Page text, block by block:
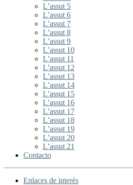
L’assut 5
L’assut 6
L’assut 7
L’assut 8
L’assut 9
L’assut 10
L’assut 11
L’assut 12
L’assut 13
L’assut 14
L’assut 15
L’assut 16
L’assut 17
L’assut 18
L’assut 19
L’assut 20
L’assut 21
Contacto
Enlaces de interés